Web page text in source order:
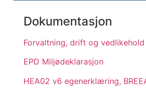
Dokumentasjon
Forvaltning, drift og vedlikehold
EPD Miljødeklarasjon
HEA02 v6 egenerklæring,